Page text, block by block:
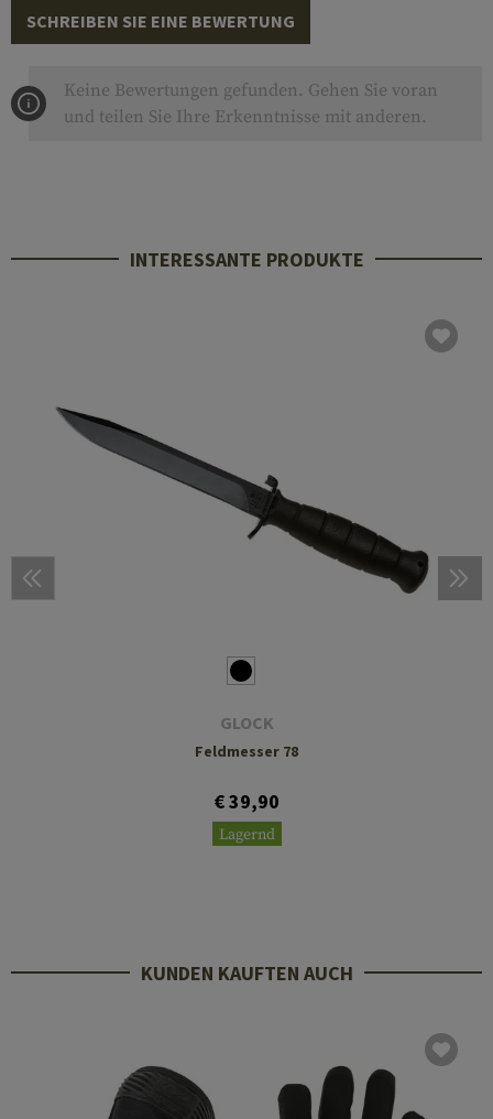
SCHREIBEN SIE EINE BEWERTUNG
Keine Bewertungen gefunden. Gehen Sie voran
und teilen Sie Ihre Erkenntnisse mit anderen.
INTERESSANTE PRODUKTE
GLOCK
Feldmesser 78
€ 39,90
Lagernd
KUNDEN KAUFTEN AUCH